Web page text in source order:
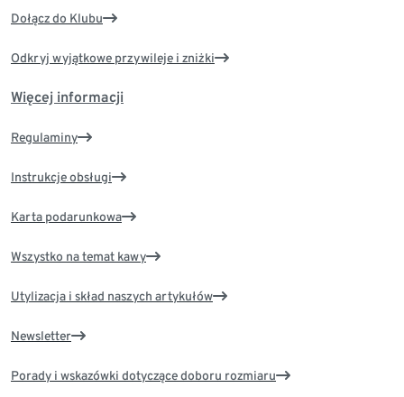
Dołącz do Klubu
Odkryj wyjątkowe przywileje i zniżki
Więcej informacji
Regulaminy
Instrukcje obsługi
Karta podarunkowa
Wszystko na temat kawy
Utylizacja i skład naszych artykułów
Newsletter
Porady i wskazówki dotyczące doboru rozmiaru